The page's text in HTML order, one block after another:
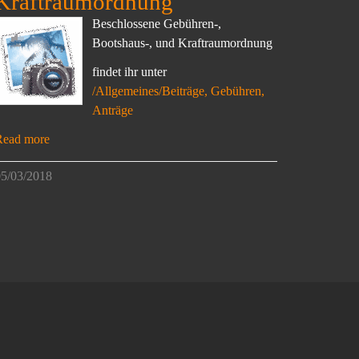
Beschlossene Gebühren-,
Bootshaus-, und Kraftraumordnung
findet ihr unter
/Allgemeines/Beiträge, Gebühren,
Anträge
more
03/2018